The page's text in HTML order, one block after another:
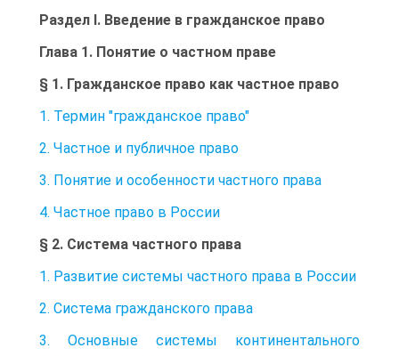
Раздел I. Введение в гражданское право
Глава 1. Понятие о частном праве
§ 1. Гражданское право как частное право
1. Термин "гражданское право"
2. Частное и публичное право
3. Понятие и особенности частного права
4. Частное право в России
§ 2. Система частного права
1. Развитие системы частного права в России
2. Система гражданского права
3. Основные системы континентального